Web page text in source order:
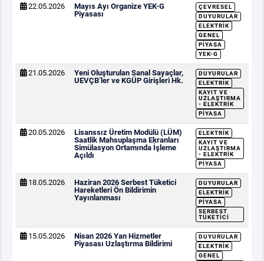
22.05.2026
Mayıs Ayı Organize YEK-G
Piyasası
ÇEVRESEL
DUYURULAR
ELEKTRIK
GENEL
PIYASA
YEK-G
21.05.2026
Yeni Oluşturulan Sanal Sayaçlar,
UEVÇB’ler ve KGÜP Girişleri Hk.
DUYURULAR
ELEKTRIK
KAYIT VE
UZLAŞTIRMA
- ELEKTRIK
PIYASA
20.05.2026
Lisanssız Üretim Modülü (LÜM)
Saatlik Mahsuplaşma Ekranları
Simülasyon Ortamında İşleme
Açıldı
ELEKTRIK
KAYIT VE
UZLAŞTIRMA
- ELEKTRIK
PIYASA
18.05.2026
Haziran 2026 Serbest Tüketici
Hareketleri Ön Bildirimin
Yayınlanması
DUYURULAR
ELEKTRIK
PIYASA
SERBEST
TÜKETICI
15.05.2026
Nisan 2026 Yan Hizmetler
Piyasası Uzlaştırma Bildirimi
DUYURULAR
ELEKTRIK
GENEL